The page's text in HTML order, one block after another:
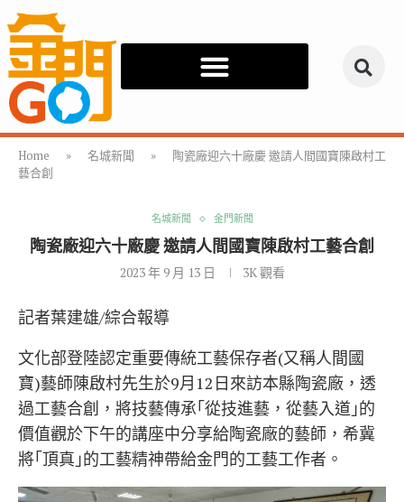
Home » 名城新聞 »
陶瓷廠迎六十廠慶 邀請人間國寶陳啟村工
藝合創
名城新聞 金門新聞
陶瓷廠迎六十廠慶 邀請人間國寶陳啟村工藝合創
2023 年 9 月 13 日 3K觀看
記者葉建雄/綜合報導
文化部登陸認定重要傳統工藝保存者(又稱人間國
寶)藝師陳啟村先生於9月12日來訪本縣陶瓷廠，透
過工藝合創，將技藝傳承｢從技進藝，從藝入道｣的
價值觀於下午的講座中分享給陶瓷廠的藝師，希冀
將｢頂真｣的工藝精神帶給金門的工藝工作者。